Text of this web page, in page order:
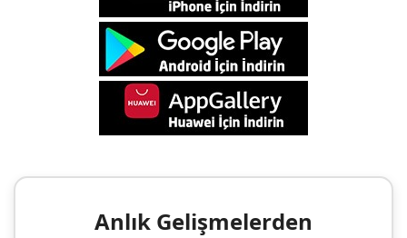
Anlık Gelişmelerden